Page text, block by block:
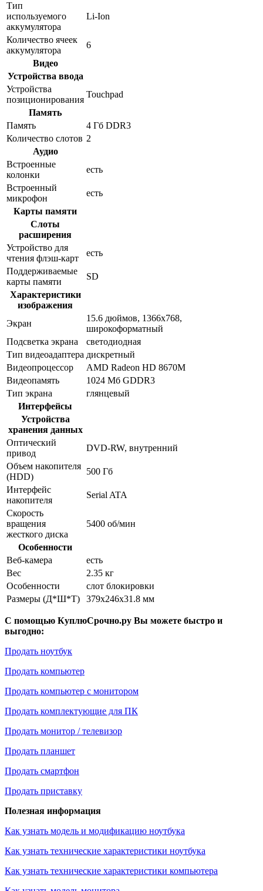
Тип
используемого
аккумулятора
Li-Ion
Количество ячеек
аккумулятора
6
Видео
Устройства ввода
Устройства
позиционирования
Touchpad
Память
Память
4 Гб DDR3
Количество слотов 2
Аудио
Встроенные
колонки
есть
Встроенный
микрофон
есть
Карты памяти
Слоты
расширения
Устройство для
чтения флэш-карт
есть
Поддерживаемые
карты памяти
SD
Характеристики
изображения
Экран
15.6 дюймов, 1366x768,
широкоформатный
Подсветка экрана
светодиодная
Тип видеоадаптера дискретный
Видеопроцессор
AMD Radeon HD 8670M
Видеопамять
1024 Мб GDDR3
Тип экрана
глянцевый
Интерфейсы
Устройства
хранения данных
Оптический
привод
DVD-RW, внутренний
Объем накопителя
(HDD)
500 Гб
Интерфейс
накопителя
Serial ATA
Скорость
вращения
жесткого диска
5400 об/мин
Особенности
Веб-камера
есть
Вес
2.35 кг
Особенности
слот блокировки
Размеры (Д*Ш*Т)
379x246x31.8 мм
С помощью КуплюСрочно.ру Вы можете быстро и
выгодно:
Продать ноутбук
Продать компьютер
Продать компьютер с монитором
Продать комплектующие для ПК
Продать монитор / телевизор
Продать планшет
Продать смартфон
Продать приставку
Полезная информация
Как узнать модель и модификацию ноутбука
Как узнать технические характеристики ноутбука
Как узнать технические характеристики компьютера